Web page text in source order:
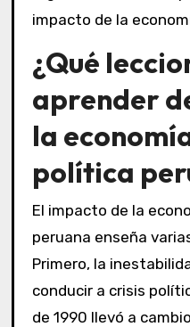
¿Qué
aprender
la
política
El impacto de la
peruana enseña
Primero, la
conducir a crisis
de 1990 llevó a